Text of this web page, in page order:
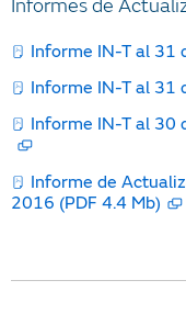
Informe IN-T al 31
Informe IN-T al 31
Informe IN-T al 30
Informe de
2016 (PDF 4.4 Mb)